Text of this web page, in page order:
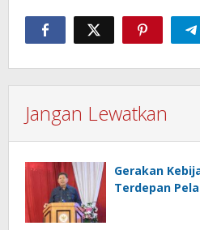
Jangan Lewatkan
Gerakan
Terdepan